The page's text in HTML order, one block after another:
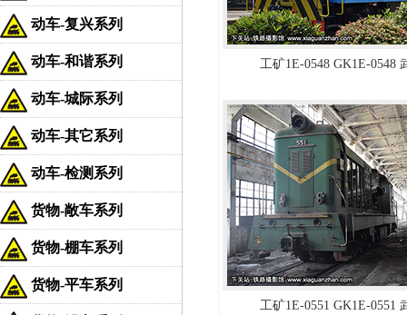
动车-复兴系列
动车-和谐系列
动车-城际系列
动车-其它系列
动车-检测系列
货物-敞车系列
货物-棚车系列
货物-平车系列
工矿1E-0548 GK1E-0548
工矿1E-0551 GK1E-0551